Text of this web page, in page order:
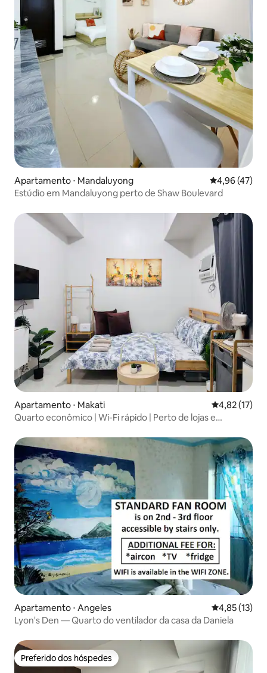
Apartamento ⋅ Mandaluyong 4,96 de uma
4,96 (47)
Estúdio em Mandaluyong perto de Shaw Boulevard
Apartamento ⋅ Makati 4,82 de uma
4,82 (17)
Quarto econômico | Wi-Fi rápido | Perto de lojas e
Apartamento ⋅ Angeles 4,85 de uma
4,85 (13)
Lyon's Den — Quarto do ventilador da casa da Daniela
Preferido dos hóspedes
Preferido dos hóspedes